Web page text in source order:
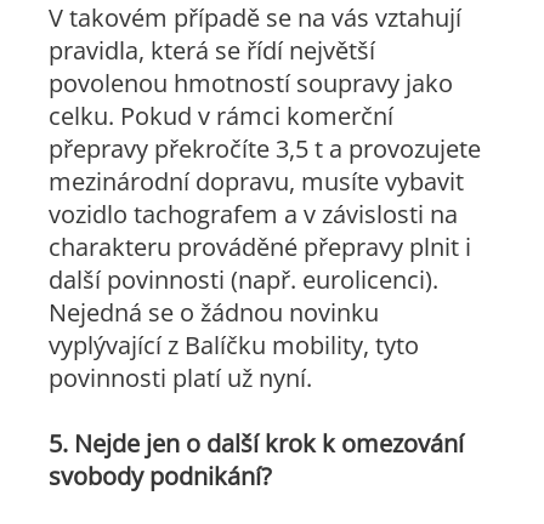
V takovém případě se na vás vztahují
pravidla, která se řídí největší
povolenou hmotností soupravy jako
celku. Pokud v rámci komerční
přepravy překročíte 3,5 t a provozujete
mezinárodní dopravu, musíte vybavit
vozidlo tachografem a v závislosti na
charakteru prováděné přepravy plnit i
další povinnosti (např. eurolicenci).
Nejedná se o žádnou novinku
vyplývající z Balíčku mobility, tyto
povinnosti platí už nyní.
5. Nejde jen o další krok k omezování
svobody podnikání?